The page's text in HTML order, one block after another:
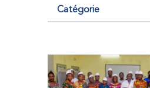
saignements, manquait
fini par développer des
par le Programme
Fédération mondiale de